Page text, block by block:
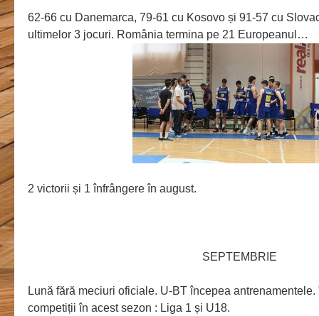
62-66 cu Danemarca, 79-61 cu Kosovo și 91-57 cu
ultimelor 3 jocuri. România termina pe 21 Europeanul…
2 victorii și 1 înfrângere în august.
SEPTEMBRIE
Lună fără meciuri oficiale. U-BT începea antrenamentele.
competiții în acest sezon : Liga 1 și U18.